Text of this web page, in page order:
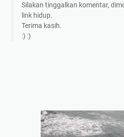
Silakan tinggalkan komentar,
link hidup.
Terima kasih.
:) :)